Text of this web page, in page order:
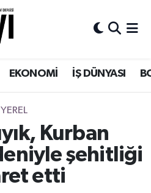
EKONOMİ İŞ DÜNYASI
YEREL
Kurban
şehitliği
etti
ve Fikstür